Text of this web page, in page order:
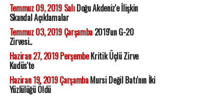
Temmuz 09, 2019 SalıDoğu Akdeniz'e İlişkin
Skandal Açıklamalar
Temmuz 03, 2019 Çarşamba2019'un G-20
Zirvesi..
Haziran 27, 2019 PerşembeKritik Üçlü Zirve
Kudüs'te
Haziran 19, 2019 ÇarşambaMursi Değil Batı'nın İki
Yüzlülüğü Öldü